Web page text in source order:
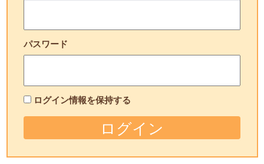
パスワード
ログイン情報を保持する